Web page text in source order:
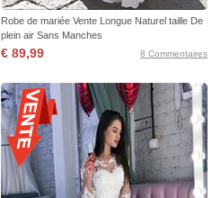
Robe de mariée Vente Longue Naturel taille De
plein air Sans Manches
€ 89,99 8 Commentaires